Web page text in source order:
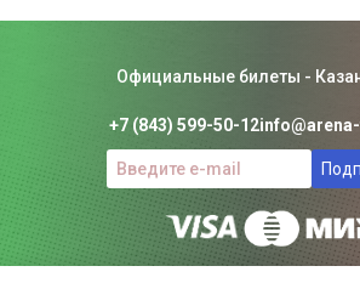
Официальные билеты -
+7 (843) 599-50-12